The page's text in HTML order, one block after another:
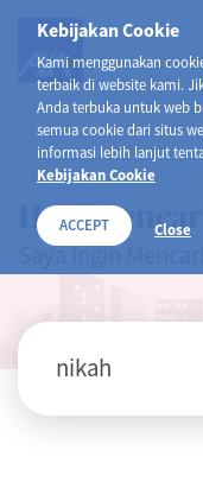
Kebijakan Cookie
Kami menggunakan
terbaik di website kami.
Anda terbuka untuk web
semua cookie dari situs
informasi lebih lanjut
Kebijakan Cookie
ACCEPT Close
Hasil
Saya Ingin